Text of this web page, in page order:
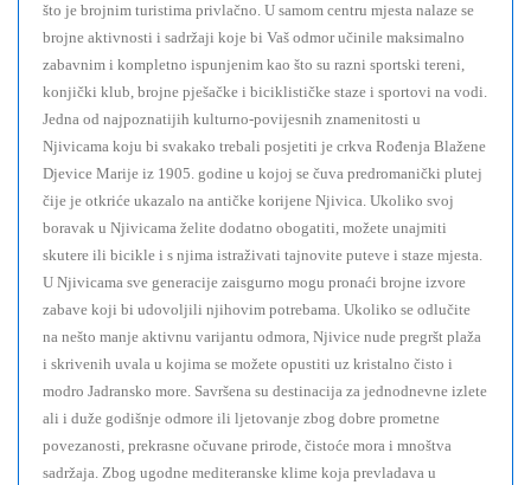
što je brojnim turistima privlačno. U samom centru mjesta nalaze se
brojne aktivnosti i sadržaji koje bi Vaš odmor učinile maksimalno
zabavnim i kompletno ispunjenim kao što su razni sportski tereni,
konjički klub, brojne pješačke i biciklističke staze i sportovi na vodi.
Jedna od najpoznatijih kulturno-povijesnih znamenitosti u
Njivicama koju bi svakako trebali posjetiti je crkva Rođenja Blažene
Djevice Marije iz 1905. godine u kojoj se čuva predromanički plutej
čije je otkriće ukazalo na antičke korijene Njivica. Ukoliko svoj
boravak u Njivicama želite dodatno obogatiti, možete unajmiti
skutere ili bicikle i s njima istraživati tajnovite puteve i staze mjesta.
U Njivicama sve generacije zaisgurno mogu pronaći brojne izvore
zabave koji bi udovoljili njihovim potrebama. Ukoliko se odlučite
na nešto manje aktivnu varijantu odmora, Njivice nude pregršt plaža
i skrivenih uvala u kojima se možete opustiti uz kristalno čisto i
modro Jadransko more. Savršena su destinacija za jednodnevne izlete
ali i duže godišnje odmore ili ljetovanje zbog dobre prometne
povezanosti, prekrasne očuvane prirode, čistoće mora i mnoštva
sadržaja. Zbog ugodne mediteranske klime koja prevladava u